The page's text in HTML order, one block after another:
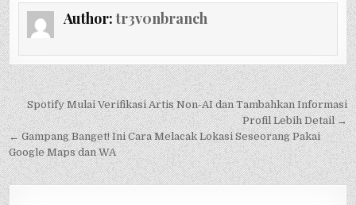
Author:tr3v0nbranch
Post
navigation
Spotify Mulai Verifikasi Artis Non-AI dan Tambahkan Informasi
Profil Lebih Detail →
← Gampang Banget! Ini Cara Melacak Lokasi Seseorang Pakai
Google Maps dan WA